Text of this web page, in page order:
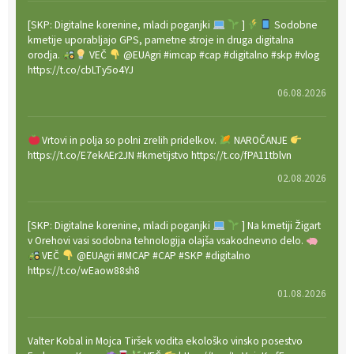
[SKP: Digitalne korenine, mladi poganjki ]
Sodobne
kmetije uporabljajo GPS, pametne stroje in druga digitalna
orodja.
VEČ
@EUAgri #imcap #cap #digitalno #skp #vlog
https://t.co/cbLTy5o4YJ
06.08.2026
Vrtovi in polja so polni zrelih pridelkov.
NAROČANJE
https://t.co/E7ekAEr2JN #kmetijstvo https://t.co/fPA11tblvn
02.08.2026
[SKP: Digitalne korenine, mladi poganjki
] Na kmetiji Žigart
v Orehovi vasi sodobna tehnologija olajša vsakodnevno delo.
VEČ
@EUAgri #IMCAP #CAP #SKP #digitalno
https://t.co/wEaow88sh8
01.08.2026
Valter Kobal in Mojca Tiršek vodita ekološko vinsko posestvo